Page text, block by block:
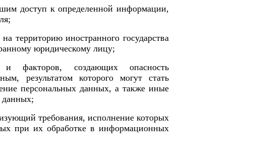
доступ к определенной информации,
территорию иностранного государства
юридическому лицу;
факторов, создающих опасность
результатом которого могут стать
персональных данных, а также иные
данных;
требования, исполнение которых
при их обработке в информационных